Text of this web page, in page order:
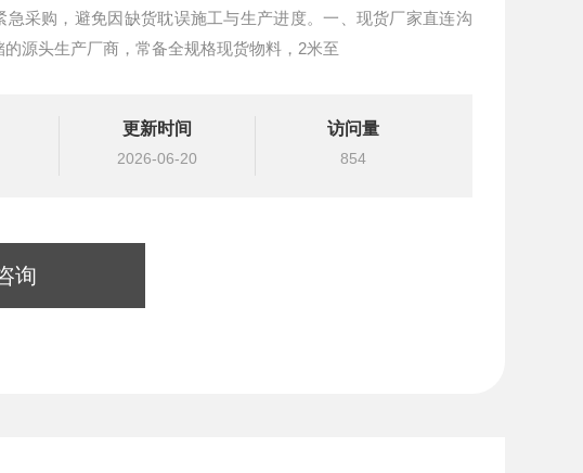
急采购，避免因缺货耽误施工与生产进度。一、现货厂家直连沟
源头生产厂商，常备全规格现货物料，2米至
更新时间
2026-06-20
访问量
854
询